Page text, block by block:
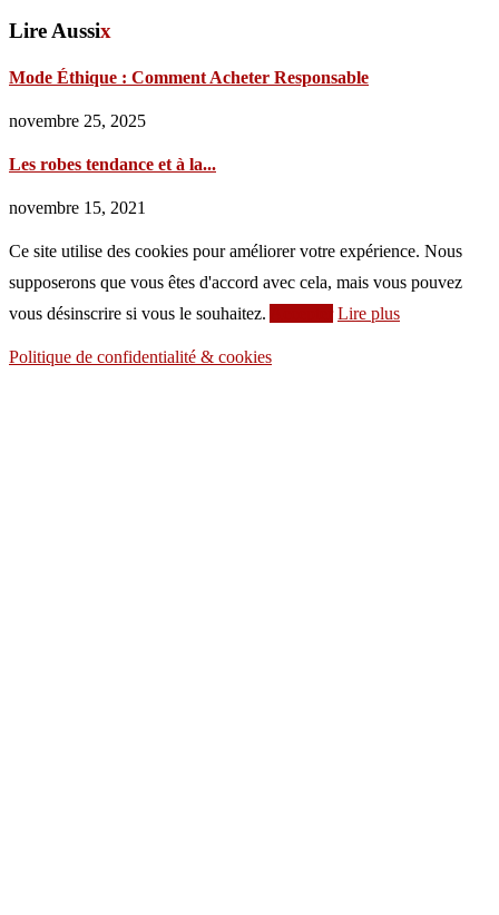
Lire Aussix
Mode Éthique : Comment Acheter Responsable
novembre 25, 2025
Les robes tendance et à la...
novembre 15, 2021
Ce site utilise des cookies pour améliorer votre expérience. Nous
supposerons que vous êtes d'accord avec cela, mais vous pouvez
vous désinscrire si vous le souhaitez.
Lire plus
Politique de confidentialité & cookies